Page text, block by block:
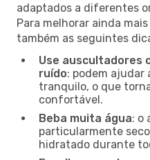
adaptados a diferentes
Para melhorar ainda
também as seguintes
Use auscultadores
ruído: podem ajudar
tranquilo, o que
confortável.
Beba muita água: o
particularmente
hidratado durante